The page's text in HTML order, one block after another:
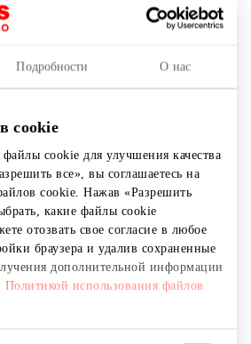
Подробности О нас
cookie
файлы cookie для улучшения качества
все», вы соглашаетесь на
cookie. Нажав «Разрешить
какие файлы cookie
отозвать свое согласие в любое
браузера и удалив сохраненные
дополнительной информации
Политикой использования файлов
В ресторанах "CanCan pizza" Вы
почти 40 разных видов пиццы и
попробовать разные закуски и
блюда из рыбы, курицы,
Ассортимент постоянно
сезона, для тех, кто спешит и
пообедать — предлагаем
"Быстрое меню", а наших
ждёт "Детское меню" —
конкурсы и призы.
Пиццерии Рестораны